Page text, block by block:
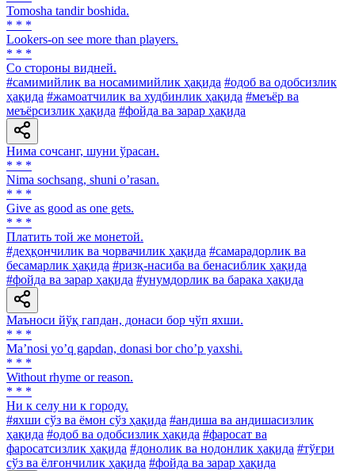
Tomosha tandir boshida.
* * *
Lookers-on see more than players.
* * *
Co стороны видней.
#самимийлик ва носамимийлик ҳақида #одоб ва одобсизлик
ҳақида #жамоатчилик ва худбинлик ҳақида #меъёр ва
меъёрсизлик ҳақида #фойда ва зарар ҳақида
Нима сочсанг, шуни ўрасан.
* * *
Nima sochsang, shuni oʼrasan.
* * *
Give as good as one gets.
* * *
Платить той же монетой.
#деҳқончилик ва чорвачилик ҳақида #самарадорлик ва
бесамарлик ҳақида #ризқ-насиба ва бенасиблик ҳақида
#фойда ва зарар ҳақида #унумдорлик ва барака ҳақида
Маъноси йўқ гапдан, донаси бор чўп яхши.
* * *
Maʼnosi yoʼq gapdan, donasi bor choʼp yaxshi.
* * *
Without rhyme or reason.
* * *
Ни к селу ни к городу.
#яхши сўз ва ёмон сўз ҳақида #андиша ва андишасизлик
ҳақида #одоб ва одобсизлик ҳақида #фаросат ва
фаросатсизлик ҳақида #донолик ва нодонлик ҳақида #тўғри
сўз ва ёлғончилик ҳақида #фойда ва зарар ҳақида